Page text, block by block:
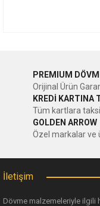
Görüş ve önerileriniz
Ürün resmi
Ürün
PREMIUM
Orijinal Ürün
KREDİ KARTINA
Tüm kartlara
GOLDEN ARROW
Özel markalar ve
İletişim
Dövme malzemeleriyle ilgili